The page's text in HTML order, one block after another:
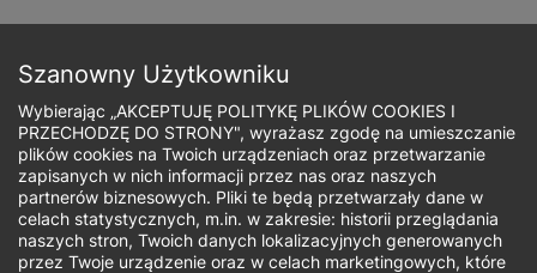
treści
Ścieżka
nawigacyjna
Szanowny Użytkowniku
Wybierając „AKCEPTUJĘ POLITYKĘ PLIKÓW COOKIES I
PRZECHODZĘ DO STRONY", wyrażasz zgodę na umieszczanie
plików cookies na Twoich urządzeniach oraz przetwarzanie
zapisanych w nich informacji przez nas oraz naszych
partnerów biznesowych. Pliki te będą przetwarzały dane w
celach statystycznych, m.in. w zakresie: historii przeglądania
naszych stron, Twoich danych lokalizacyjnych generowanych
przez Twoje urządzenie oraz w celach marketingowych, które